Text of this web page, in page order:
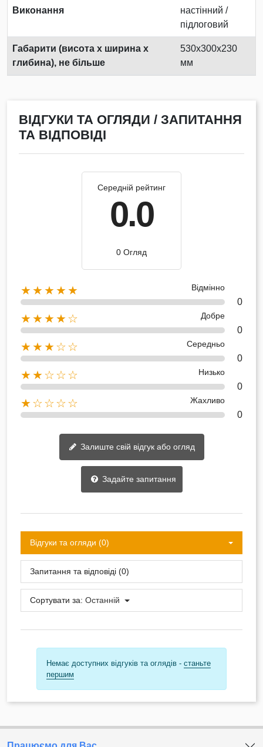
Виконання
настінний /
підлоговий
Габарити (висота х ширина х
глибина), не більше
530x300x230
мм
ВІДГУКИ ТА ОГЛЯДИ / ЗАПИТАННЯ
ТА ВІДПОВІДІ
Середній рейтинг
0.0
0 Огляд
★★★★★ Відмінно
0
★★★★☆ Добре
0
★★★☆☆ Середньо
0
★★☆☆☆ Низько
0
★☆☆☆☆ Жахливо
0
Залиште свій відгук або огляд
Задайте запитання
Відгуки та огляди (0)
Запитання та відповіді (0)
Сортувати за: Останній
Немає доступних відгуків та оглядів - станьте
першим